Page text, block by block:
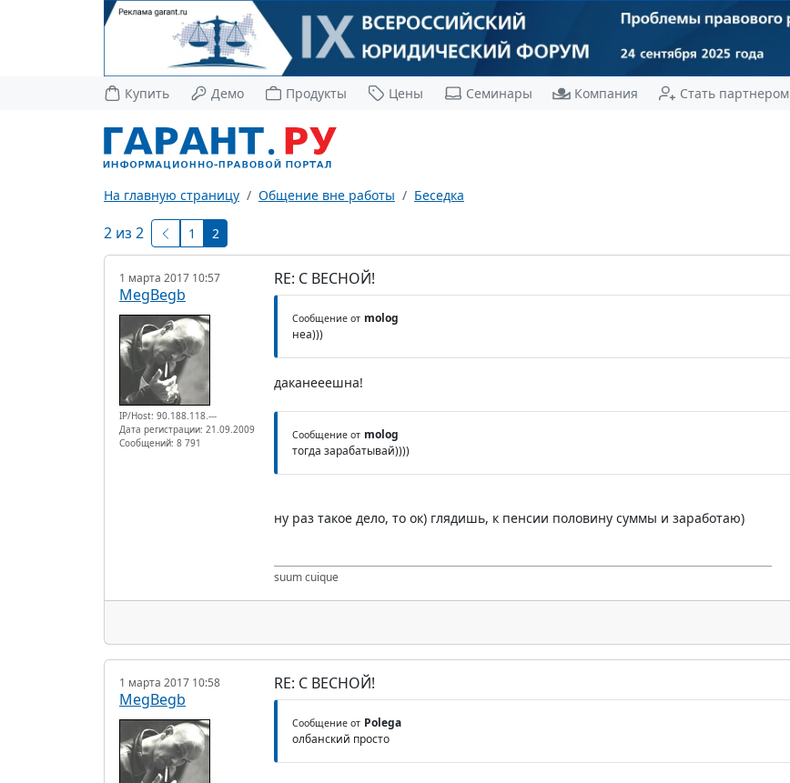
Купить Демо Продукты Цены Семинары Компания Стать партнером
На главную страницу Общение вне работы Беседка
2 из 2 1 2
1 марта 2017 10:57
MegBegb
IP/Host: 90.188.118.---
Дата регистрации: 21.09.2009
Сообщений: 8 791
RE: С ВЕСНОЙ!
Сообщение от molog
неа)))
даканееешна!
Сообщение от molog
тогда зарабатывай))))
ну раз такое дело, то ок) глядишь, к пенсии половину суммы и заработаю)
suum cuique
1 марта 2017 10:58
MegBegb
RE: С ВЕСНОЙ!
Сообщение от Polega
олбанский просто